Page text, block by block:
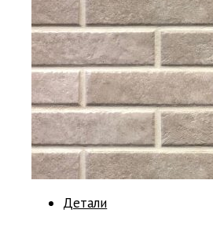
Детали